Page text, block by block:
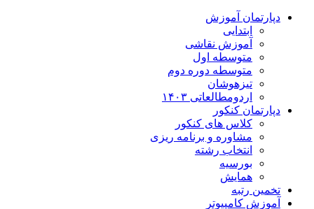
دپارتمان آموزش
ابتدایی
آموزش نقاشی
متوسطه اول
متوسطه دوره دوم
تیزهوشان
اردومطالعاتی ۱۴۰۳
دپارتمان کنکور
کلاس های کنکور
مشاوره و برنامه ریزی
انتخاب رشته
بورسیه
همایش
تخمین رتبه
آموزش کامپیوتر